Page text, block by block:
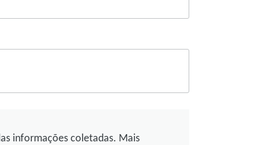
informações coletadas. Mais